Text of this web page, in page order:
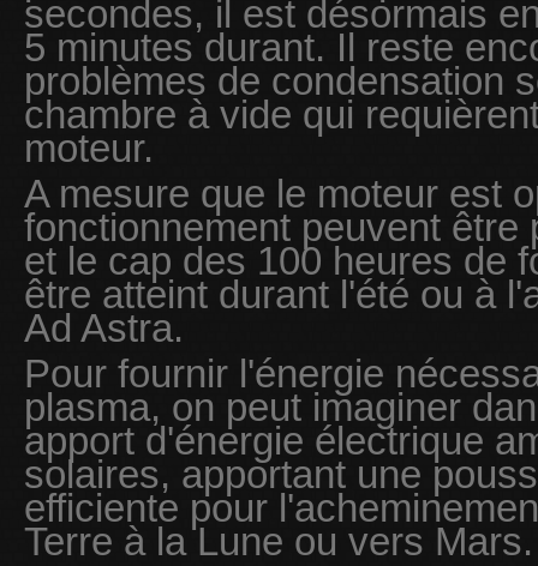
secondes, il est désormais
5 minutes durant. Il reste
problèmes de condensation
chambre à vide qui
moteur.
A mesure que le moteur est
fonctionnement peuvent être
et le cap des 100 heures de
être atteint durant l'été ou à
Ad Astra.
Pour fournir l'énergie
plasma, on peut imaginer
apport d'énergie électrique
solaires, apportant une
efficiente pour
Terre à la Lune ou vers Mars.